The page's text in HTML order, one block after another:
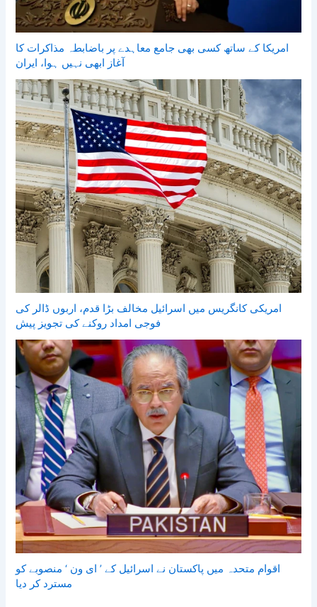
امریکا کے ساتھ کسی بھی جامع معاہدے پر باضابطہ مذاکرات کا
آغاز ابھی نہیں ہوا، ایران
امریکی کانگریس میں اسرائیل مخالف بڑا قدم، اربوں ڈالر کی
فوجی امداد روکنے کی تجویز پیش
اقوام متحدہ میں پاکستان نے اسرائیل کے ’ ای ون ‘ منصوبے کو
مسترد کر دیا